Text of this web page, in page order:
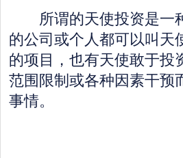
所谓的天使投资是一
的公司或个人都可以叫天
的项目，也有天使敢于投
范围限制或各种因素干预
事情。